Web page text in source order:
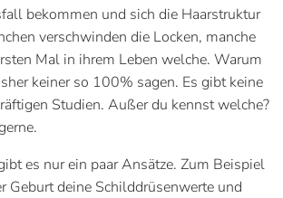
bekommen und sich die Haarstruktur
verschwinden die Locken, manche
Mal in ihrem Leben welche. Warum
keiner so 100% sagen. Es gibt keine
Studien. Außer du kennst welche?
es nur ein paar Ansätze. Zum Beispiel
Geburt deine Schilddrüsenwerte und